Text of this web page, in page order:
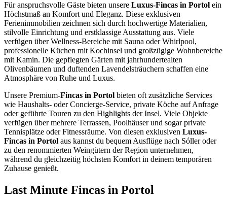
Für anspruchsvolle Gäste bieten unsere Luxus-Fincas in Portol ein
Höchstmaß an Komfort und Eleganz. Diese exklusiven
Ferienimmobilien zeichnen sich durch hochwertige Materialien,
stilvolle Einrichtung und erstklassige Ausstattung aus. Viele
verfügen über Wellness-Bereiche mit Sauna oder Whirlpool,
professionelle Küchen mit Kochinsel und großzügige Wohnbereiche
mit Kamin. Die gepflegten Gärten mit jahrhundertealten
Olivenbäumen und duftenden Lavendelsträuchern schaffen eine
Atmosphäre von Ruhe und Luxus.
Unsere Premium-Fincas in Portol bieten oft zusätzliche Services
wie Haushalts- oder Concierge-Service, private Köche auf Anfrage
oder geführte Touren zu den Highlights der Insel. Viele Objekte
verfügen über mehrere Terrassen, Poolhäuser und sogar private
Tennisplätze oder Fitnessräume. Von diesen exklusiven Luxus-
Fincas in Portol aus kannst du bequem Ausflüge nach Sóller oder
zu den renommierten Weingütern der Region unternehmen,
während du gleichzeitig höchsten Komfort in deinem temporären
Zuhause genießt.
Last Minute Fincas in Portol